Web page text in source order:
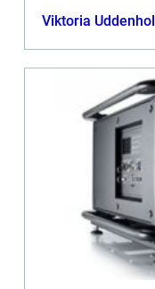
Viktoria